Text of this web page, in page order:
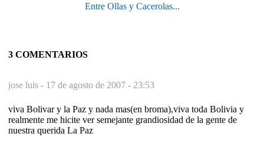
Entre Ollas y Cacerolas...
3 COMENTARIOS
jose luis - 17 de agosto de 2007 - 23:53
viva Bolivar y la Paz y nada mas(en broma),viva toda Bolivia y
realmente me hicite ver semejante grandiosidad de la gente de
nuestra querida La Paz